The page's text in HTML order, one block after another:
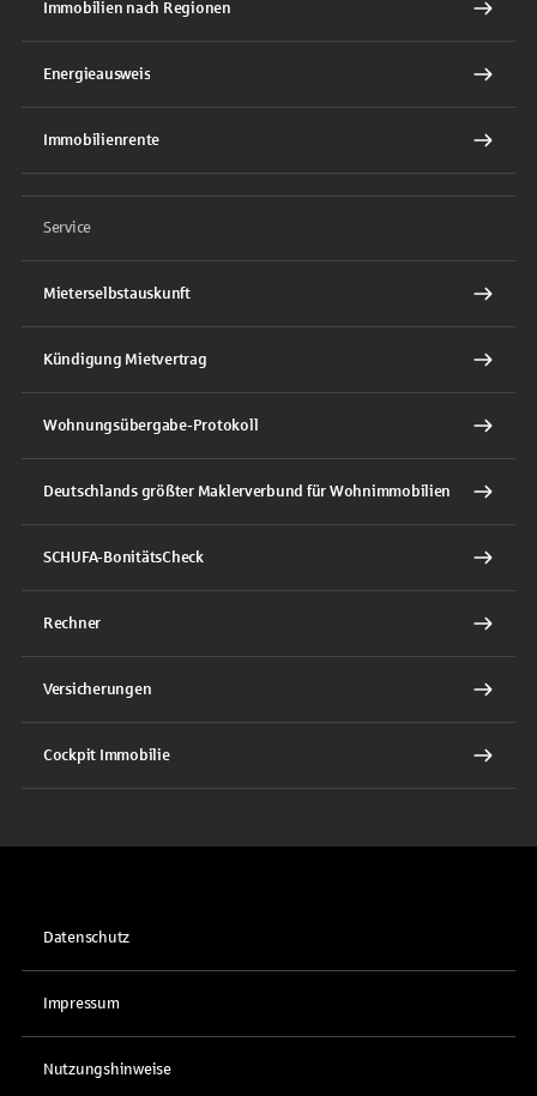
Immobilien nach Regionen
Energieausweis
Immobilienrente
Service
Mieterselbstauskunft
Kündigung Mietvertrag
Wohnungsübergabe-Protokoll
Deutschlands größter Maklerverbund für Wohnimmobilien
SCHUFA-BonitätsCheck
Rechner
Versicherungen
Cockpit Immobilie
Datenschutz
Impressum
Nutzungshinweise